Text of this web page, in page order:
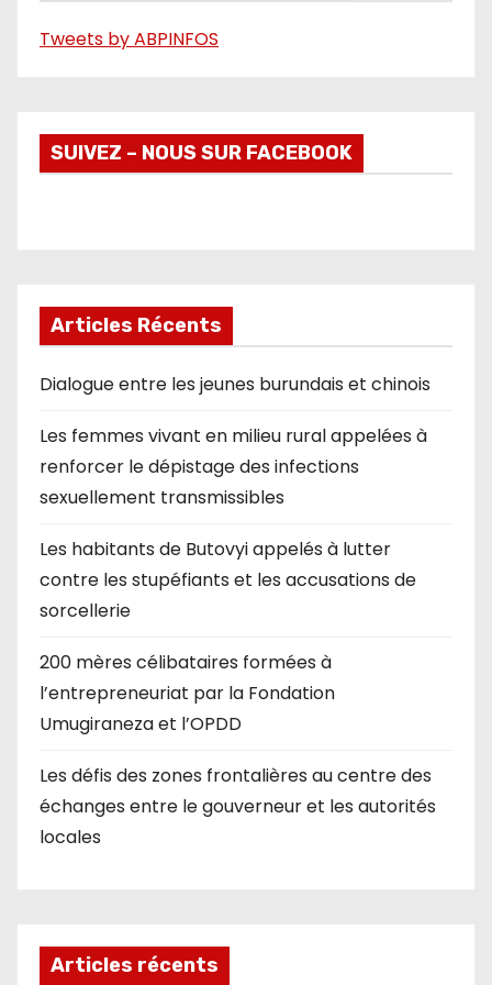
Tweets by ABPINFOS
SUIVEZ – NOUS SUR FACEBOOK
Articles Récents
Dialogue entre les jeunes burundais et chinois
Les femmes vivant en milieu rural appelées à
renforcer le dépistage des infections
sexuellement transmissibles
Les habitants de Butovyi appelés à lutter
contre les stupéfiants et les accusations de
sorcellerie
200 mères célibataires formées à
l’entrepreneuriat par la Fondation
Umugiraneza et l’OPDD
Les défis des zones frontalières au centre des
échanges entre le gouverneur et les autorités
locales
Articles récents